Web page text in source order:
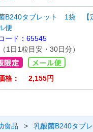
B240タブレット 1袋 【
便
ード：65545
1日1粒目安・30日分）
格： 2,155円
食品 > 乳酸菌B240タブ